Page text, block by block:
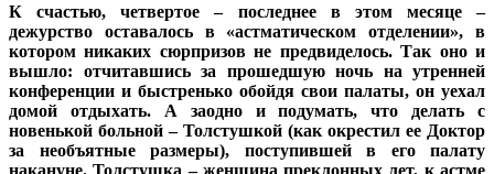
К счастью, четвертое – последнее в этом месяце –
дежурство оставалось в «астматическом отделении», в
котором никаких сюрпризов не предвиделось. Так оно и
вышло: отчитавшись за прошедшую ночь на утренней
конференции и быстренько обойдя свои палаты, он уехал
домой отдыхать. А заодно и подумать, что делать с
новенькой больной – Толстушкой (как окрестил ее Доктор
за необъятные размеры), поступившей в его палату
накануне. Толстушка – женщина преклонных лет, к астме